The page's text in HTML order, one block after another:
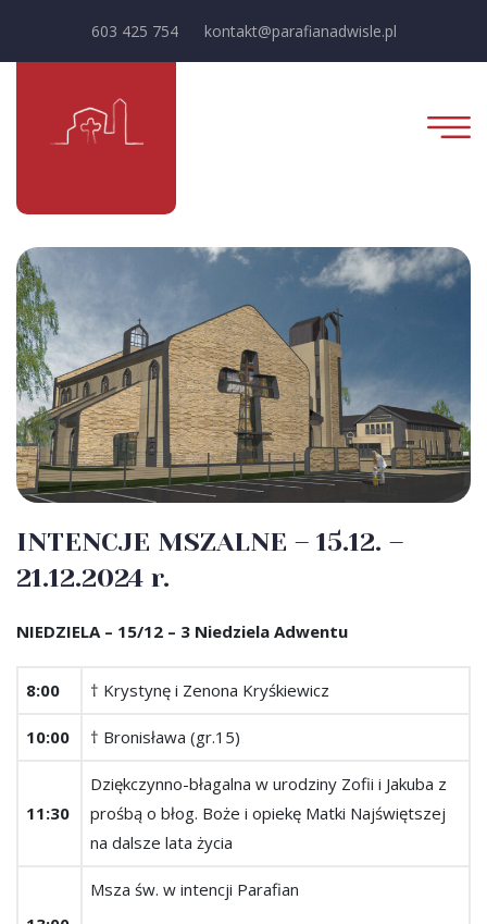
603 425 754 kontakt@parafianadwisle.pl
INTENCJE MSZALNE – 15.12. –
21.12.2024 r.
NIEDZIELA – 15/12 – 3 Niedziela Adwentu
8:00 † Krystynę i Zenona Kryśkiewicz
10:00 † Bronisława (gr.15)
11:30
Dziękczynno-błagalna w urodziny Zofii i Jakuba z
prośbą o błog. Boże i opiekę Matki Najświętszej
na dalsze lata życia
Msza św. w intencji Parafian